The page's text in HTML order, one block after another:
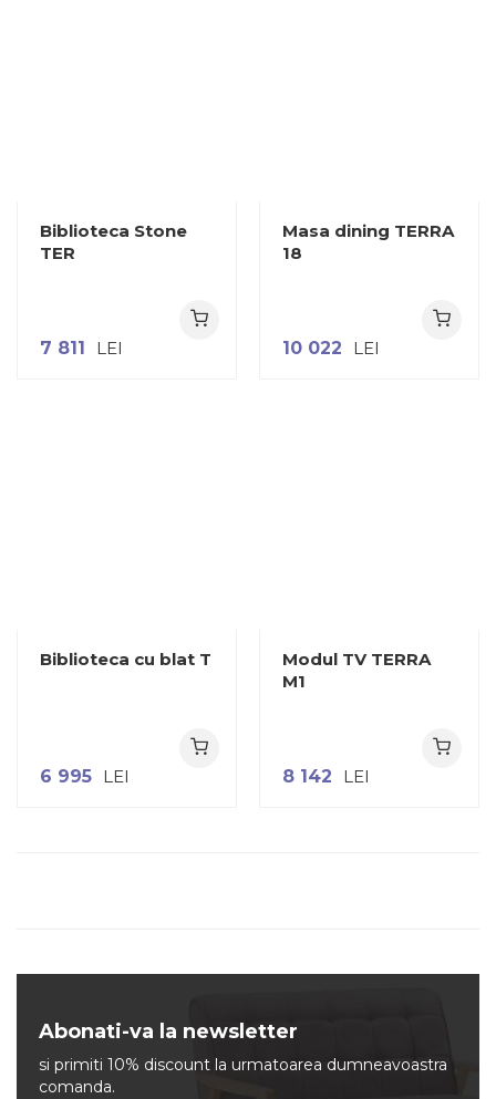
Biblioteca Stone
TER
7 811 LEI
Biblioteca cu blat T
6 995 LEI
Masa dining TERRA
18
10 022 LEI
Modul TV TERRA
M1
8 142 LEI
Abonati-va la newsletter
si primiti 10% discount la urmatoarea dumneavoastra
comanda.